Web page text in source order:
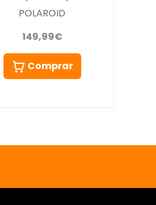
POLAROID
149,99€
Comprar